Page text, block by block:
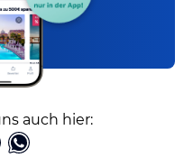
auch hier: